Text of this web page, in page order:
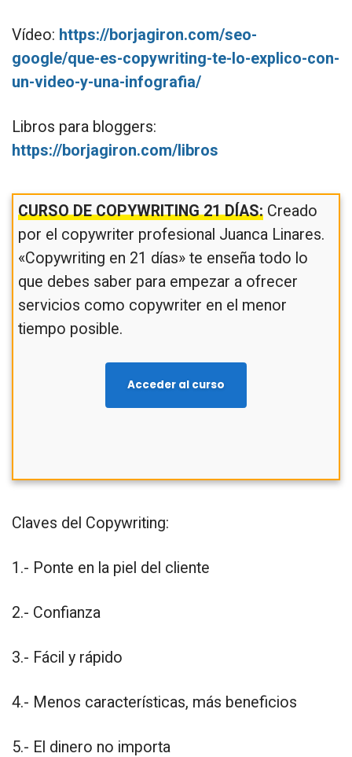
Vídeo: https://borjagiron.com/seo-
google/que-es-copywriting-te-lo-explico-con-
un-video-y-una-infografia/
Libros para bloggers:
https://borjagiron.com/libros
CURSO DE COPYWRITING 21 DÍAS:Creado
por el copywriter profesional Juanca Linares.
«Copywriting en 21 días» te enseña todo lo
que debes saber para empezar a ofrecer
servicios como copywriter en el menor
tiempo posible.
Acceder al curso
Claves del Copywriting:
1.- Ponte en la piel del cliente
2.- Confianza
3.- Fácil y rápido
4.- Menos características, más beneficios
5.- El dinero no importa